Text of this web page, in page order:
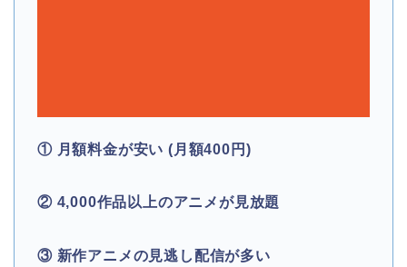
① 月額料金が安い (月額400円)
② 4,000作品以上のアニメが見放題
③ 新作アニメの見逃し配信が多い